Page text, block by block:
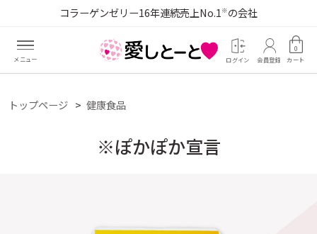
コラーゲンゼリー16年連続売上No.1 ※の会社
ログイン 会員登録 カート
0
トップページ 健康食品
※ぽかぽか宣言